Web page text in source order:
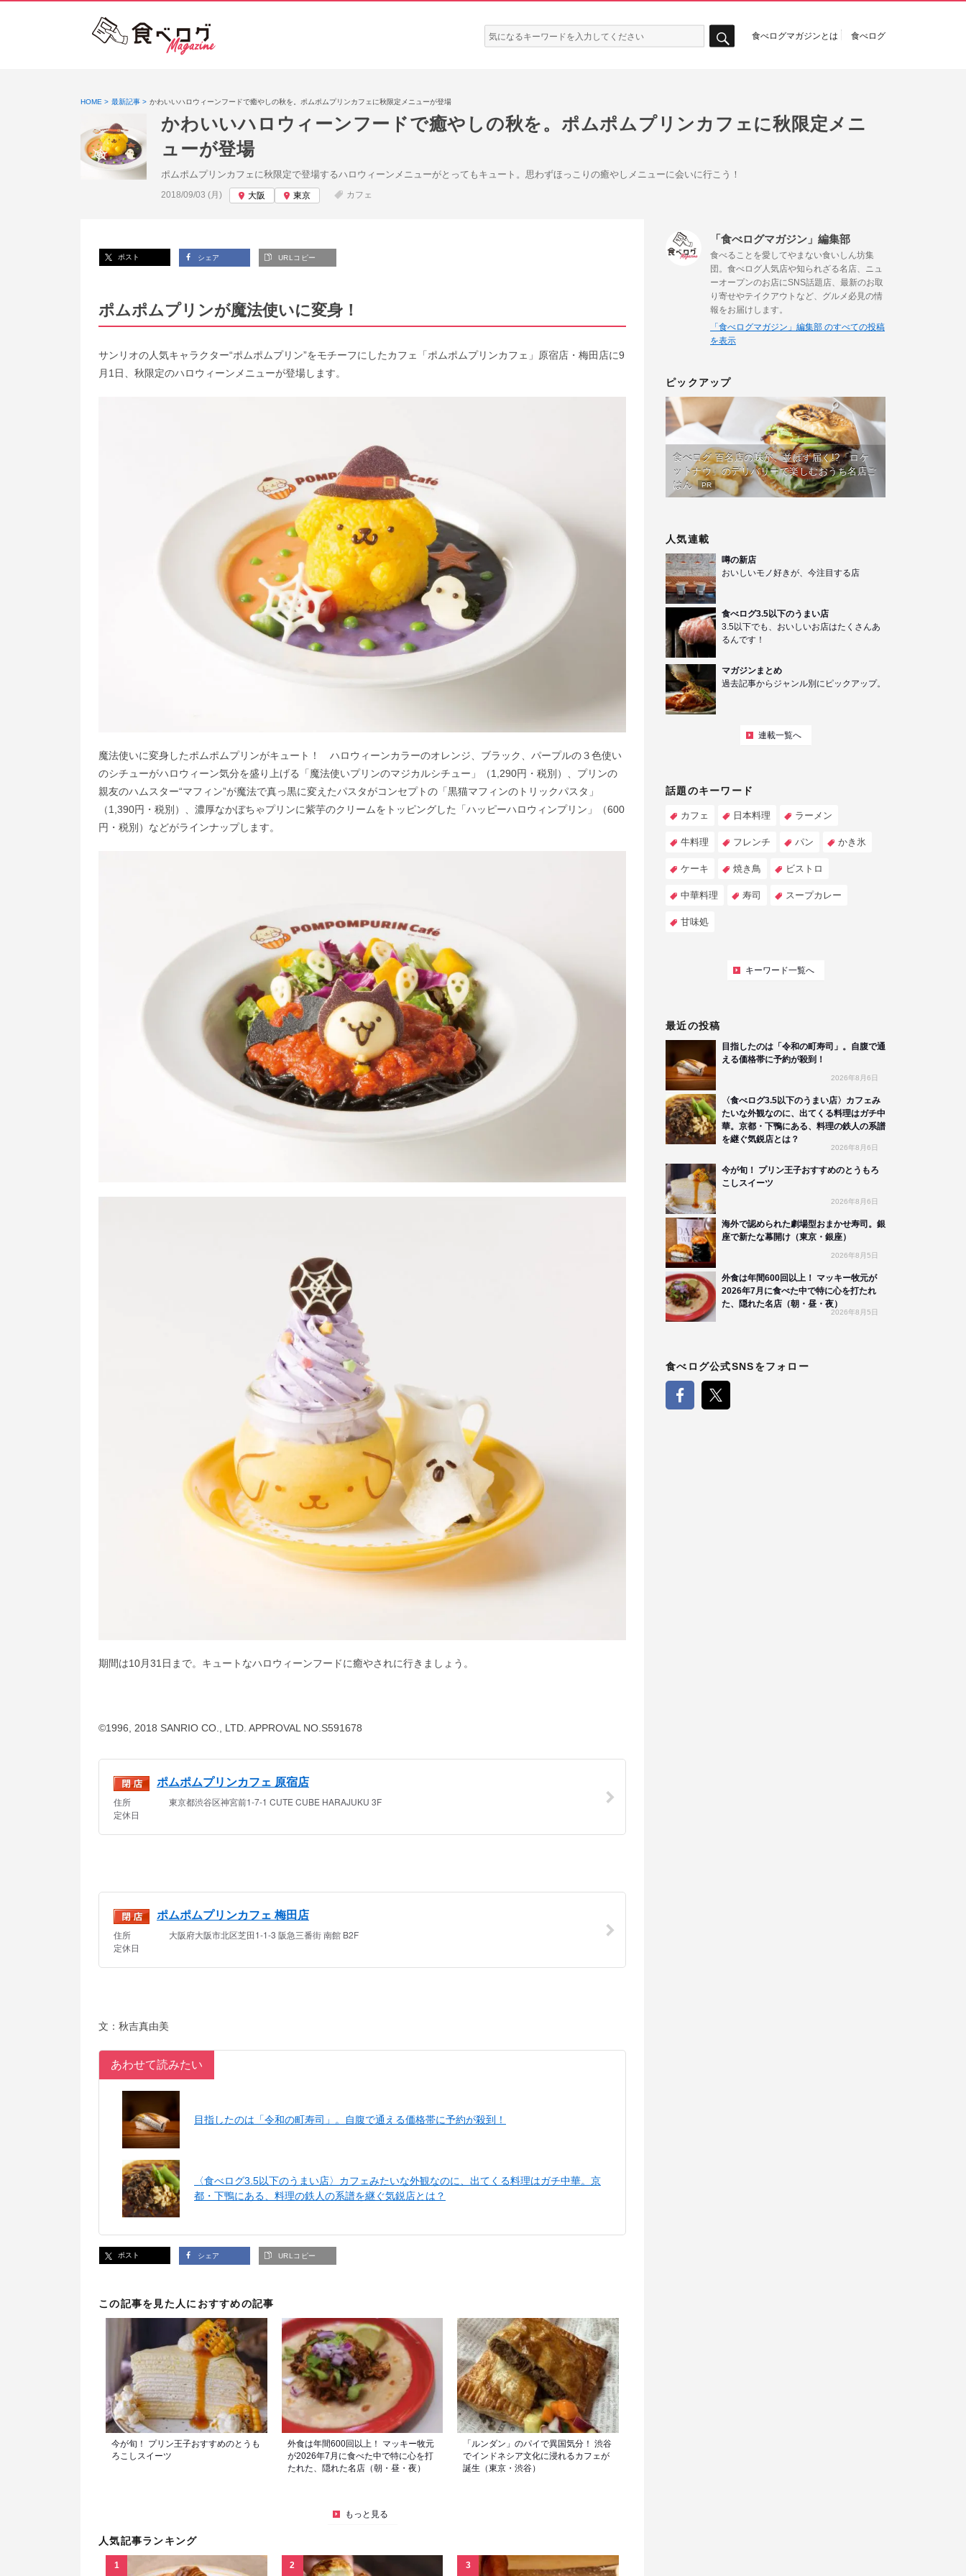
検
索:
食べログマガジンとは 食べログ
HOME 最新記事 かわいいハロウィーンフードで癒やしの秋を。ポムポムプリンカフェに秋限定メニューが登場
かわいいハロウィーンフードで癒やしの秋を。ポムポムプリンカフェに秋限定メニ
ューが登場
ポムポムプリンカフェに秋限定で登場するハロウィーンメニューがとってもキュート。思わずほっこりの癒やしメニューに会いに行こう！
投稿日:
2018/09/03 (月) 大阪 東京 カフェ
ポスト シェア URLコピー
ポムポムプリンが魔法使いに変身！
サンリオの人気キャラクター“ポムポムプリン”をモチーフにしたカフェ「ポムポムプリンカフェ」原宿店・梅田店に9
月1日、秋限定のハロウィーンメニューが登場します。
魔法使いに変身したポムポムプリンがキュート！ ハロウィーンカラーのオレンジ、ブラック、パープルの３色使い
のシチューがハロウィーン気分を盛り上げる「魔法使いプリンのマジカルシチュー」（1,290円・税別）、プリンの
親友のハムスター“マフィン”が魔法で真っ黒に変えたパスタがコンセプトの「黒猫マフィンのトリックパスタ」
（1,390円・税別）、濃厚なかぼちゃプリンに紫芋のクリームをトッピングした「ハッピーハロウィンプリン」（600
円・税別）などがラインナップします。
期間は10月31日まで。キュートなハロウィーンフードに癒やされに行きましょう。
©1996, 2018 SANRIO CO., LTD. APPROVAL NO.S591678
文：秋吉真由美
あわせて読みたい
目指したのは「令和の町寿司」。自腹で通える価格帯に予約が殺到！
〈食べログ3.5以下のうまい店〉カフェみたいな外観なのに、出てくる料理はガチ中華。京
都・下鴨にある、料理の鉄人の系譜を継ぐ気鋭店とは？
ポスト シェア URLコピー
この記事を見た人におすすめの記事
今が旬！ プリン王子おすすめのとうも
ろこしスイーツ
外食は年間600回以上！ マッキー牧元
が2026年7月に食べた中で特に心を打
たれた、隠れた名店（朝・昼・夜）
「ルンダン」のパイで異国気分！ 渋谷
でインドネシア文化に浸れるカフェが
誕生（東京・渋谷）
もっと見る
人気記事ランキング
「食べログマガジン」編集部
食べることを愛してやまない食いしん坊集
団。食べログ人気店や知られざる名店、ニュ
ーオープンのお店にSNS話題店、最新のお取
り寄せやテイクアウトなど、グルメ必見の情
報をお届けします。
「食べログマガジン」編集部 のすべての投稿
を表示
ピックアップ
食べログ 百名店の味が、並ばず届く!?「ロケ
ットナウ」のデリバリーで楽しむおうち名店ご
はん
PR
人気連載
噂の新店
おいしいモノ好きが、今注目する店
食べログ3.5以下のうまい店
3.5以下でも、おいしいお店はたくさんあ
るんです！
マガジンまとめ
過去記事からジャンル別にピックアップ。
連載一覧へ
話題のキーワード
カフェ 日本料理 ラーメン
牛料理 フレンチ パン かき氷
ケーキ 焼き鳥 ビストロ
中華料理 寿司 スープカレー
甘味処
キーワード一覧へ
最近の投稿
目指したのは「令和の町寿司」。自腹で通
える価格帯に予約が殺到！
2026年8月6日
〈食べログ3.5以下のうまい店〉カフェみ
たいな外観なのに、出てくる料理はガチ中
華。京都・下鴨にある、料理の鉄人の系譜
を継ぐ気鋭店とは？
2026年8月6日
今が旬！ プリン王子おすすめのとうもろ
こしスイーツ
2026年8月6日
海外で認められた劇場型おまかせ寿司。銀
座で新たな幕開け（東京・銀座）
2026年8月5日
外食は年間600回以上！ マッキー牧元が
2026年7月に食べた中で特に心を打たれ
た、隠れた名店（朝・昼・夜）
2026年8月5日
食べログ公式SNSをフォロー